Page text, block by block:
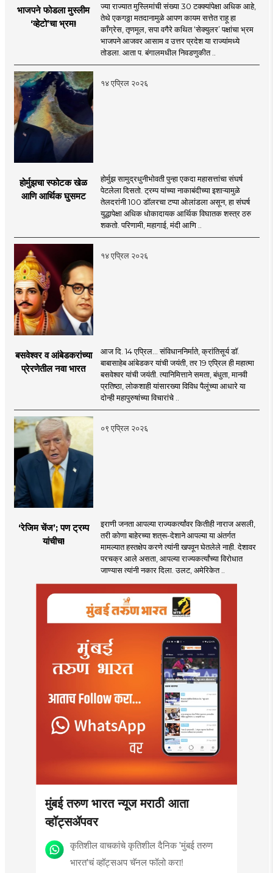
भाजपने फोडला मुस्लीम
‌‘व्हेटो‌’चा भ्रम!
ज्या राज्यात मुस्लिमांची संख्या 30 टक्क्यांपेक्षा अधिक आहे,
तेथे एकगठ्ठा मतदानामुळे आपण कायम सत्तेत राहू हा
काँग्रेस, तृणमूल, सपा वगैरे कथित ‌‘सेक्युलर‌’ पक्षांचा भ्रम
भाजपने आजवर आसाम व उत्तर प्रदेश या राज्यांमध्ये
तोडला. आता प. बंगालमधील निवडणुकीत ..
१४ एप्रिल २०२६
होर्मुझचा स्फोटक खेळ
आणि आर्थिक घुसमट
होर्मुझ सामुद्रधुनीभोवती पुन्हा एकदा महासत्तांचा संघर्ष
पेटलेला दिसतो. ट्रम्प यांच्या नाकाबंदीच्या इशाऱ्यामुळे
तेलदरांनी 100 डॉलरचा टप्पा ओलांडला असून, हा संघर्ष
युद्धापेक्षा अधिक धोकादायक आर्थिक विघातक शस्त्र ठरु
शकतो. परिणामी, महागाई, मंदी आणि ..
१४ एप्रिल २०२६
बसवेश्वर व आंबेडकरांच्या
प्रेरणेतील नवा भारत
आज दि. 14 एप्रिल... संविधाननिर्माते, क्रांतिसूर्य डॉ.
बाबासाहेब आंबेडकर यांची जयंती, तर 19 एप्रिल ही महात्मा
बसवेश्वर यांची जयंती. त्यानिमित्ताने समता, बंधुता, मानवी
प्रतिष्ठा, लोकशाही यांसारख्या विविध पैलूंच्या आधारे या
दोन्ही महापुरुषांच्या विचारांचे ..
०९ एप्रिल २०२६
‘रेजिम चेंज’; पण ट्रम्प
यांचीच!
इराणी जनता आपल्या राज्यकर्त्यांवर कितीही नाराज असली,
तरी कोणा बाहेरच्या शत्रू-देशाने आपल्या या अंतर्गत
मामल्यात हस्तक्षेप करणे त्यांनी खपवून घेतलेले नाही. देशावर
परचक्र आले असता, आपल्या राज्यकर्त्यांच्या विरोधात
जाण्यास त्यांनी नकार दिला. उलट, अमेरिकेत ..
मुंबई तरुण भारत न्यूज मराठी आता
व्हॉट्सॲपवर
कृतिशील वाचकांचे कृतिशील दैनिक 'मुंबई तरुण
भारत'चं व्हॉट्सअप चॅनल फॉलो करा!